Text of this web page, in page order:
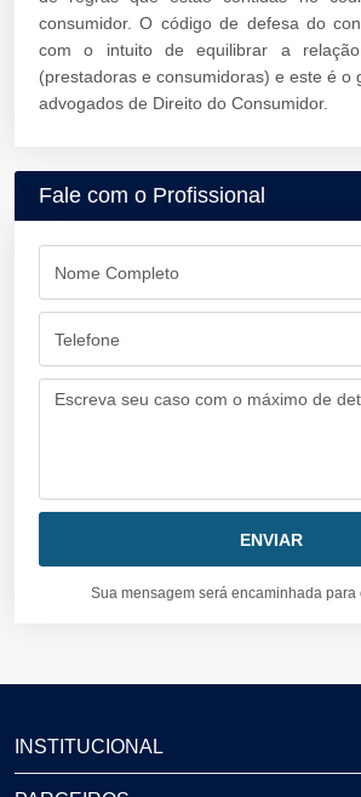
consumidor. O código de defesa do
com o intuito de equilibrar a
(prestadoras e consumidoras) e este é o
advogados de Direito do Consumidor.
Fale com o Profissional
Sua mensagem será encaminhada para
INSTITUCIONAL